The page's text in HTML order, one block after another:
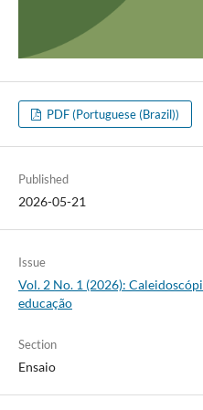
PDF (Portuguese (Brazil))
Published
2026-05-21
Issue
Vol. 2 No. 1 (2026):
educação
Section
Ensaio